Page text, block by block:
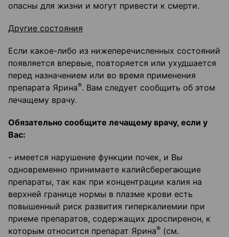
опасны для жизни и могут привести к смерти.
Другие состояния
Если какое-либо из нижеперечисленных состояний
появляется впервые, повторяется или ухудшается
перед назначением или во время применения
препарата Ярина®. Вам следует сообщить об этом
лечащему врачу.
Обязательно сообщите лечащему врачу, если у
Вас:
- имеется нарушение функции почек, и Вы
одновременно принимаете калийсберегающие
препараты, так как при концентрации калия на
верхней границе нормы в плазме крови есть
повышенный риск развития гиперкалиемии при
приеме препаратов, содержащих дроспиренон, к
которым относится препарат Ярина® (см.